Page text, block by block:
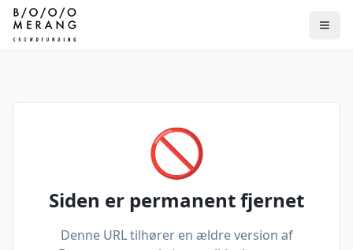
🚫
Siden er permanent fjernet
Denne URL tilhører en ældre version af